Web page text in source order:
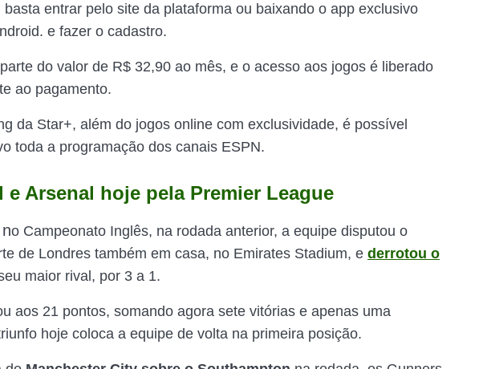
basta entrar pelo site da plataforma ou baixando o app exclusivo
e fazer o cadastro.
do valor de R$ 32,90 ao mês, e o acesso aos jogos é liberado
ao pagamento.
da Star+, além do jogos online com exclusividade, é possível
toda a programação dos canais ESPN.
Arsenal hoje pela Premier League
o Campeonato Inglês, na rodada anterior, a equipe disputou o
de Londres também em casa, no Emirates Stadium, e derrotou o
maior rival, por 3 a 1.
aos 21 pontos, somando agora sete vitórias e apenas uma
hoje coloca a equipe de volta na primeira posição.